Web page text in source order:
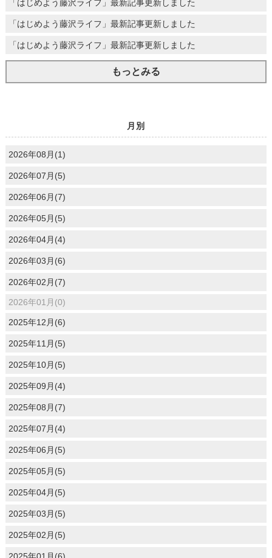
「はじめよう藤沢ライフ」最新記事更新しました
「はじめよう藤沢ライフ」最新記事更新しました
「はじめよう藤沢ライフ」最新記事更新しました
もっとみる
月別
2026年08月(1)
2026年07月(5)
2026年06月(7)
2026年05月(5)
2026年04月(4)
2026年03月(6)
2026年02月(7)
2026年01月(0)
2025年12月(6)
2025年11月(5)
2025年10月(5)
2025年09月(4)
2025年08月(7)
2025年07月(4)
2025年06月(5)
2025年05月(5)
2025年04月(5)
2025年03月(5)
2025年02月(5)